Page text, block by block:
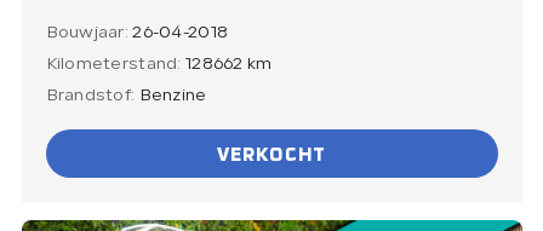
Bouwjaar:26-04-2018
Kilometerstand: 128662 km
Brandstof: Benzine
VERKOCHT